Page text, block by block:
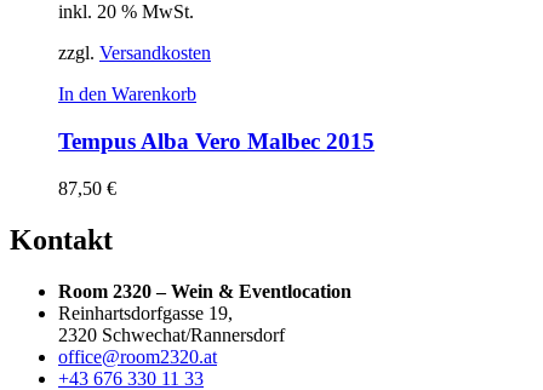
inkl. 20 % MwSt.
zzgl. Versandkosten
In den Warenkorb
Tempus Alba Vero Malbec 2015
87,50 €
Kontakt
Room 2320 – Wein & Eventlocation
Reinhartsdorfgasse 19,
2320 Schwechat/Rannersdorf
office@room2320.at
+43 676 330 11 33